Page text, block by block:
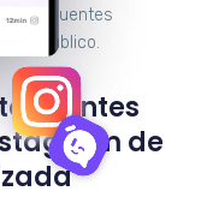
frequentes
seu público.
de